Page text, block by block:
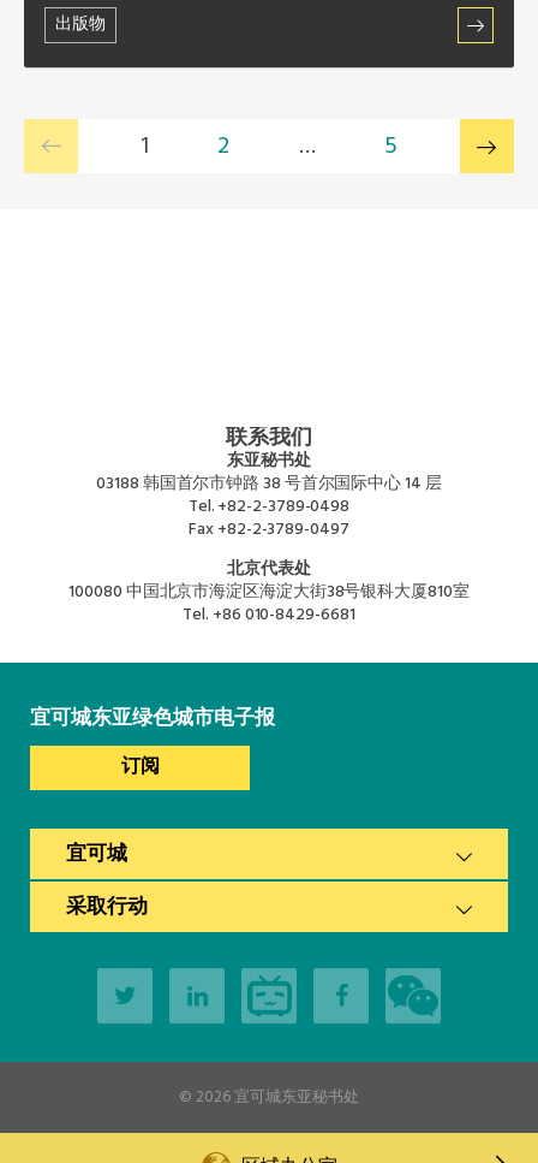
出版物
1 2 … 5
联系我们
东亚秘书处
03188 韩国首尔市钟路 38 号首尔国际中心 14 层
Tel.+82-2-3789-0498
Fax+82-2-3789-0497
北京代表处
100080 中国北京市海淀区海淀大街38号银科大厦810室
Tel. +86 010-8429-6681
宜可城东亚绿色城市电子报
订阅
宜可城
采取行动
© 2026宜可城东亚秘书处